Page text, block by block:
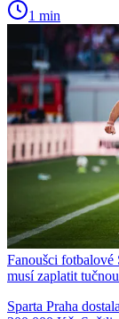
1 min
Fanoušci
musí zaplatit
Sparta Praha